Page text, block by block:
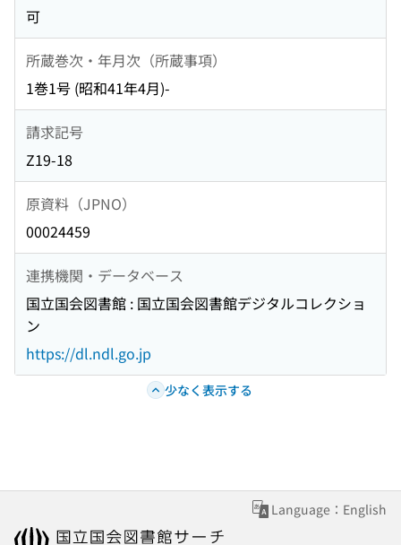
可
所蔵巻次・年月次（所蔵事項）
1巻1号 (昭和41年4月)-
請求記号
Z19-18
原資料（JPNO）
00024459
連携機関・データベース
国立国会図書館 : 国立国会図書館デジタルコレクショ
ン
https://dl.ndl.go.jp
少なく表示する
Language：English